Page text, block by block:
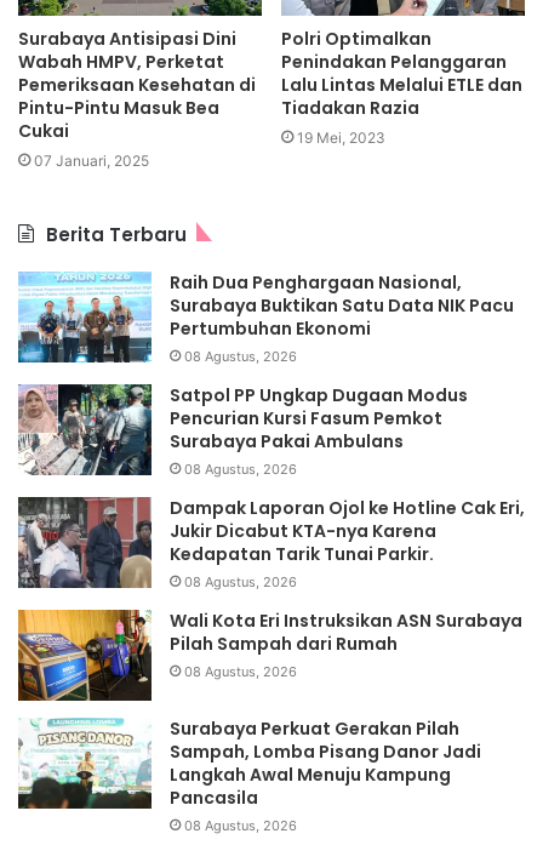
Surabaya Antisipasi Dini
Wabah HMPV, Perketat
Pemeriksaan Kesehatan di
Pintu-Pintu Masuk Bea
Cukai
07 Januari, 2025
Polri Optimalkan
Penindakan Pelanggaran
Lalu Lintas Melalui ETLE dan
Tiadakan Razia
19 Mei, 2023
Berita Terbaru
Raih Dua Penghargaan Nasional,
Surabaya Buktikan Satu Data NIK Pacu
Pertumbuhan Ekonomi
08 Agustus, 2026
Satpol PP Ungkap Dugaan Modus
Pencurian Kursi Fasum Pemkot
Surabaya Pakai Ambulans
08 Agustus, 2026
Dampak Laporan Ojol ke Hotline Cak Eri,
Jukir Dicabut KTA-nya Karena
Kedapatan Tarik Tunai Parkir.
08 Agustus, 2026
Wali Kota Eri Instruksikan ASN Surabaya
Pilah Sampah dari Rumah
08 Agustus, 2026
Surabaya Perkuat Gerakan Pilah
Sampah, Lomba Pisang Danor Jadi
Langkah Awal Menuju Kampung
Pancasila
08 Agustus, 2026